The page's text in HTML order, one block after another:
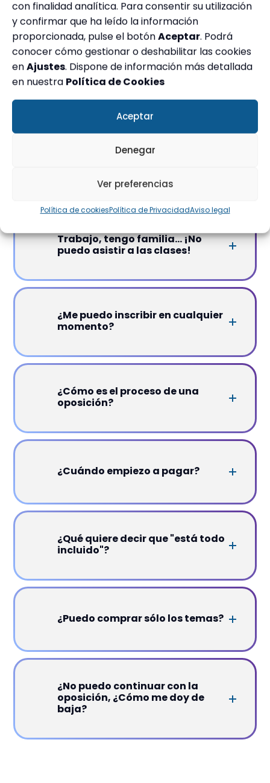
con finalidad analítica. Para consentir su utilización
y confirmar que ha leído la información
proporcionada, pulse el botónAceptar. Podrá
conocer cómo gestionar o deshabilitar las cookies
enAjustes. Dispone de información más detallada
en nuestra Política de Cookies
Aceptar
Denegar
Ver preferencias
Política de cookiesPolítica de PrivacidadAviso legal
¿Preparáis oposiciones en todas
las comunidades?
¿Cuánto cuesta una oposición?
Trabajo, tengo familia... ¡No
puedo asistir a las clases!
¿Me puedo inscribir en cualquier
momento?
¿Cómo es el proceso de una
oposición?
¿Cuándo empiezo a pagar?
¿Qué quiere decir que "está todo
incluido"?
¿Puedo comprar sólo los temas?
¿No puedo continuar con la
oposición, ¿Cómo me doy de
baja?